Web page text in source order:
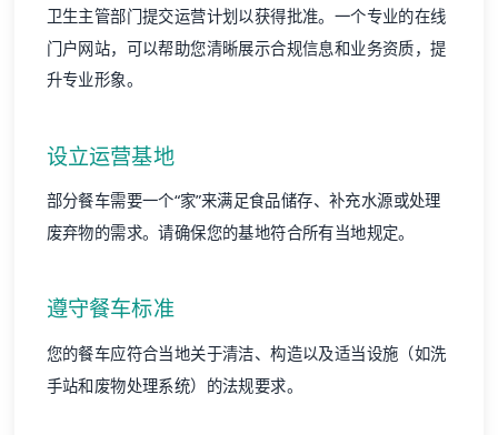
卫生主管部门提交运营计划以获得批准。一个专业的在线
门户网站，可以帮助您清晰展示合规信息和业务资质，提
升专业形象。
设立运营基地
部分餐车需要一个“家”来满足食品储存、补充水源或处理
废弃物的需求。请确保您的基地符合所有当地规定。
遵守餐车标准
您的餐车应符合当地关于清洁、构造以及适当设施（如洗
手站和废物处理系统）的法规要求。